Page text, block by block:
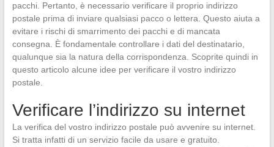
pacchi. Pertanto, è necessario verificare il proprio indirizzo
postale prima di inviare qualsiasi pacco o lettera. Questo aiuta a
evitare i rischi di smarrimento dei pacchi e di mancata
consegna. È fondamentale controllare i dati del destinatario,
qualunque sia la natura della corrispondenza. Scoprite quindi in
questo articolo alcune idee per verificare il vostro indirizzo
postale.
Verificare l’indirizzo su internet
La verifica del vostro indirizzo postale può avvenire su internet.
Si tratta infatti di un servizio facile da usare e gratuito.